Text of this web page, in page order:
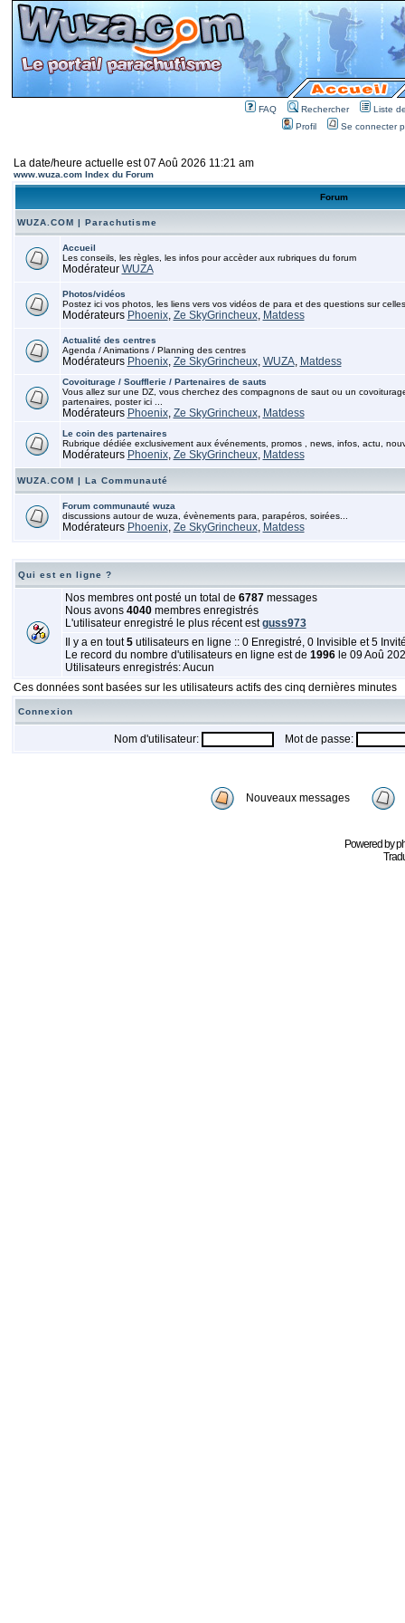
FAQ Rechercher
Liste
Profil
Se connecter
La date/heure actuelle est 07 Aoû 2026 11:21 am
www.wuza.com Index du Forum
Forum
WUZA.COM | Parachutisme
Accueil
Les conseils, les règles, les infos pour accèder aux rubriques du forum
Modérateur WUZA
Photos/vidéos
Postez ici vos photos, les liens vers vos vidéos de para et des questions sur
Modérateurs Phoenix, Ze SkyGrincheux, Matdess
Actualité des centres
Agenda / Animations / Planning des centres
Modérateurs Phoenix, Ze SkyGrincheux, WUZA, Matdess
Covoiturage / Soufflerie / Partenaires de sauts
Vous allez sur une DZ, vous cherchez des compagnons de saut ou un
partenaires, poster ici ...
Modérateurs Phoenix, Ze SkyGrincheux, Matdess
Le coin des partenaires
Rubrique dédiée exclusivement aux événements, promos , news, infos, actu,
Modérateurs Phoenix, Ze SkyGrincheux, Matdess
WUZA.COM | La Communauté
Forum communauté wuza
discussions autour de wuza, évènements para, parapéros, soirées...
Modérateurs Phoenix, Ze SkyGrincheux, Matdess
Qui est en ligne ?
Nos membres ont posté un total de 6787messages
Nous avons 4040membres enregistrés
L'utilisateur enregistré le plus récent estguss973
Il y a en tout5utilisateurs en ligne :: 0 Enregistré, 0 Invisible et 5
Le record du nombre d'utilisateurs en ligne est de 1996le 09 Aoû
Utilisateurs enregistrés: Aucun
Ces données sont basées sur les utilisateurs actifs des cinq dernières minutes
Connexion
Nom d'utilisateur: Mot de passe:
Nouveaux messages
Powered by